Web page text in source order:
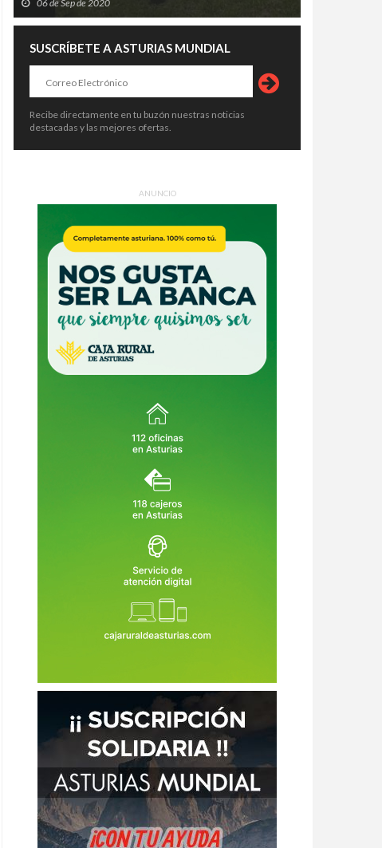
06 de Sep de 2020
SUSCRÍBETE A ASTURIAS MUNDIAL
Recibe directamente en tu buzón nuestras noticias
destacadas y las mejores ofertas.
ANUNCIO